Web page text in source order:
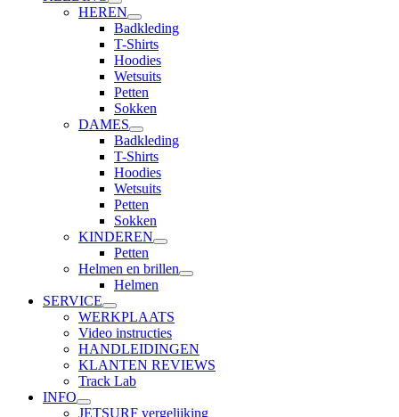
HEREN
Badkleding
T-Shirts
Hoodies
Wetsuits
Petten
Sokken
DAMES
Badkleding
T-Shirts
Hoodies
Wetsuits
Petten
Sokken
KINDEREN
Petten
Helmen en brillen
Helmen
SERVICE
WERKPLAATS
Video instructies
HANDLEIDINGEN
KLANTEN REVIEWS
Track Lab
INFO
JETSURF vergelijking